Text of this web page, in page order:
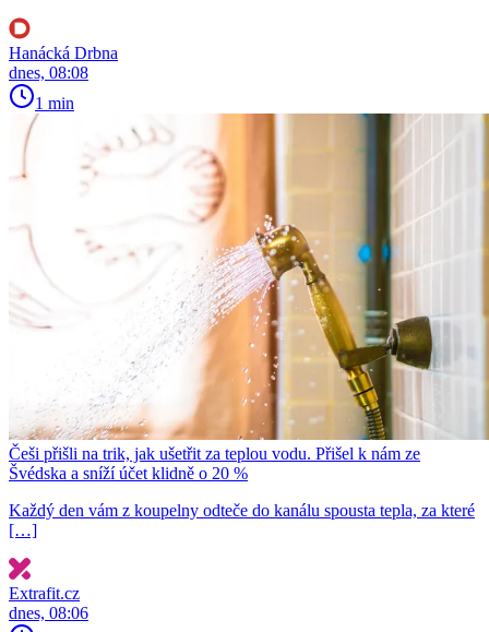
Hanácká Drbna
dnes, 08:08
1 min
Češi přišli na trik, jak ušetřit za teplou vodu. Přišel k nám ze
Švédska a sníží účet klidně o 20 %
Každý den vám z koupelny odteče do kanálu spousta tepla, za které
[…]
Extrafit.cz
dnes, 08:06